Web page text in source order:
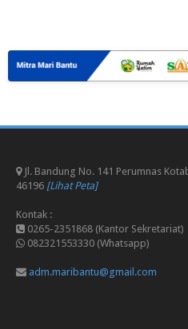
Jl. Bandung No. 141 Perumnas
46196 [Lihat Peta]
Kontak :
0265-2351868 (Kantor Sekretariat)
082321553330 (Whatsapp)
adm.maribantu@gmail.com